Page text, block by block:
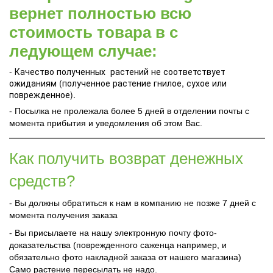
вернет полностью всю
стоимость товара в с
ледующем случае:
- Качество полученных растений не соответствует
ожиданиям (полученное растение гнилое, сухое или
поврежденное).
- Посылка не пролежала более 5 дней в отделении почты с
момента прибытия и уведомления об этом Вас.
Как получить возврат денежных
средств?
- Вы должны обратиться к нам в компанию не позже 7 дней с
момента получения заказа
- Вы присылаете на нашу электронную почту фото-
доказательства (поврежденного саженца например, и
обязательно фото накладной заказа от нашего магазина)
Само растение пересылать не надо.